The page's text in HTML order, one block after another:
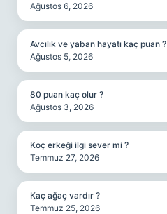
Ağustos 6, 2026
Avcılık ve yaban hayatı kaç puan ?
Ağustos 5, 2026
80 puan kaç olur ?
Ağustos 3, 2026
Koç erkeği ilgi sever mi ?
Temmuz 27, 2026
Kaç ağaç vardır ?
Temmuz 25, 2026